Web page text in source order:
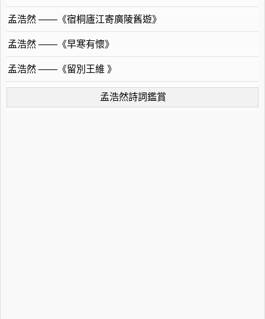
孟浩然 ——《宿桐廬江寄廣陵舊遊》
孟浩然 ——《早寒有懷》
孟浩然 ——《留別王維 》
孟浩然詩詞鑑賞